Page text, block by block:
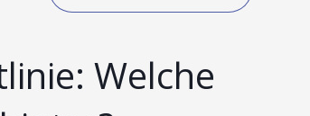
Welche